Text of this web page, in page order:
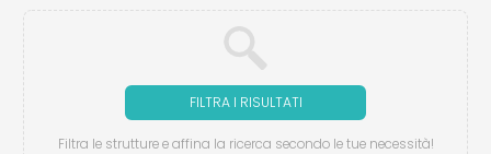
FILTRA I RISULTATI
Filtra le strutture e affina la ricerca secondo le tue necessità!